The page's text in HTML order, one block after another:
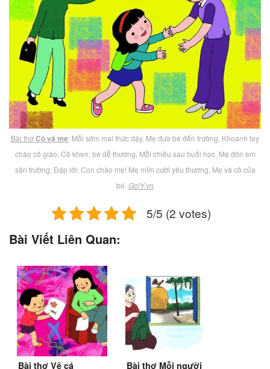
Bài thơCô và mẹ: Mỗi sớm mai thức dậy, Mẹ đưa bé đến trường, Khoanh tay
chào cô giáo, Cô khen: bé dễ thương, Mỗi chiều sau buổi học, Mẹ đón em
sân trường, Đáp lời: Con chào mẹ! Mẹ mỉm cười yêu thương, Mẹ và cô của
bé. GoiY.vn
5/5 (2 votes)
Bài Viết Liên Quan:
Bài thơ Vẽ cá Bài thơ Mỗi người